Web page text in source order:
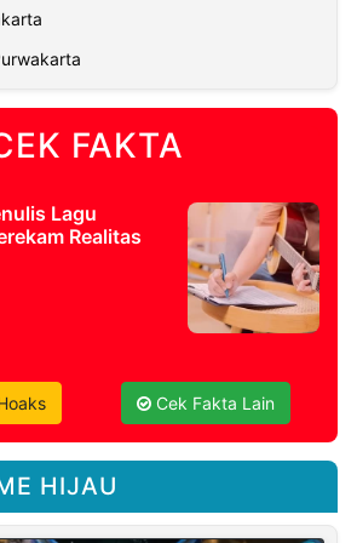
FAKTA
Lagu
Realitas
Cek Fakta Lain
HIJAU